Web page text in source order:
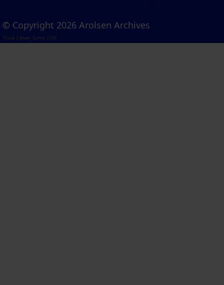
© Copyright 2026 Arolsen Archives
Visual Library Server 2026